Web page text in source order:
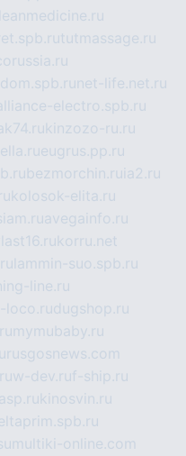
tutmassage.ru
net-life.net.ru
electro.spb.ru
kinzozo-ru.ru
eugrus.pp.ru
bezmorchin.ru ia2.ru
kolosok-elita.ru
avegainfo.ru
korru.net
lammin-suo.spb.ru
line.ru
loco.rudugshop.ru
mymubaby.ru
rusgosnews.com
w-dev.ruf-ship.ru
kinosvin.ru
multiki-online.com